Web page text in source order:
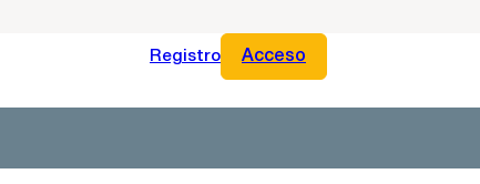
Registro Acceso